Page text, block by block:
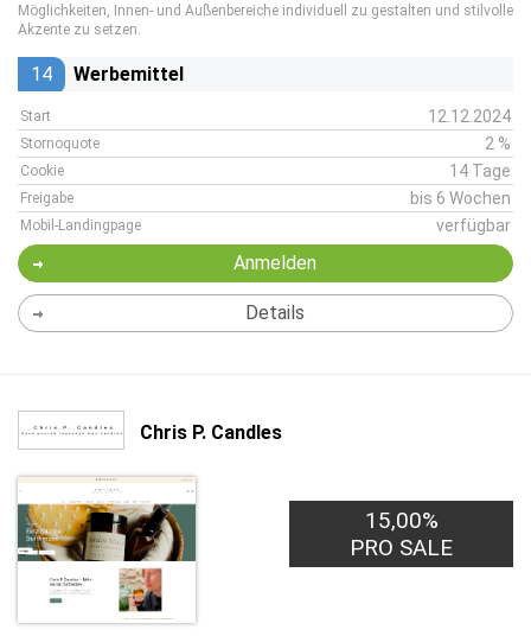
Möglichkeiten, Innen- und Außenbereiche individuell zu gestalten und stilvolle
Akzente zu setzen.
14 Werbemittel
Start 12.12.2024
Stornoquote 2 %
Cookie 14 Tage
Freigabe bis 6 Wochen
Mobil-Landingpage verfügbar
Anmelden
Details
Chris P. Candles
15,00%
PRO SALE